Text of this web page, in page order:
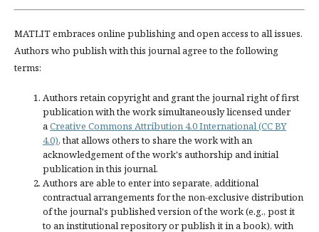
MATLIT embraces online publishing and open access to all issues.
Authors who publish with this journal agree to the following
terms:
Authors retain copyright and grant the journal right of first
publication with the work simultaneously licensed under
aCreative Commons Attribution 4.0 International (CC BY
4.0), that allows others to share the work with an
acknowledgement of the work's authorship and initial
publication in this journal.
Authors are able to enter into separate, additional
contractual arrangements for the non-exclusive distribution
of the journal's published version of the work (e.g., post it
to an institutional repository or publish it in a book), with